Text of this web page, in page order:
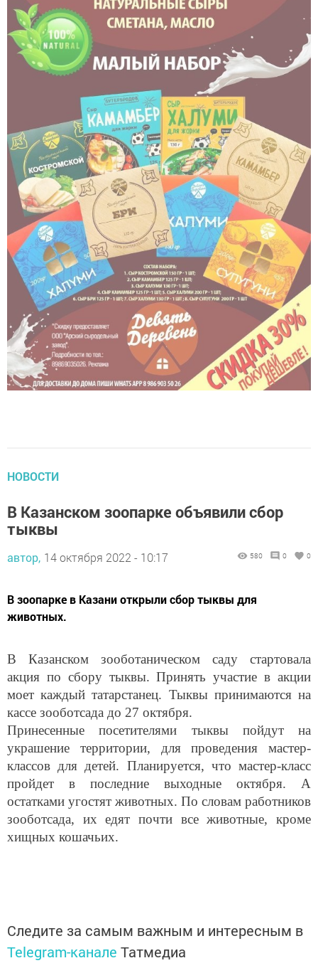
НОВОСТИ
В Казанском зоопарке объявили сбор
тыквы
автор, 14 октября 2022 - 10:17 580 0 0
В зоопарке в Казани открыли сбор тыквы для
животных.
В Казанском зооботаническом саду стартовала
акция по сбору тыквы. Принять участие в акции
моет каждый татарстанец. Тыквы принимаются на
кассе зооботсада до 27 октября.
Принесенные посетителями тыквы пойдут на
украшение территории, для проведения мастер-
классов для детей. Планируется, что мастер-класс
пройдет в последние выходные октября. А
остатками угостят животных. По словам работников
зооботсада, их едят почти все животные, кроме
хищных кошачьих.
Следите за самым важным и интересным в
Telegram-канале Татмедиа